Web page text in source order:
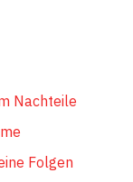
Nachteile
Folgen